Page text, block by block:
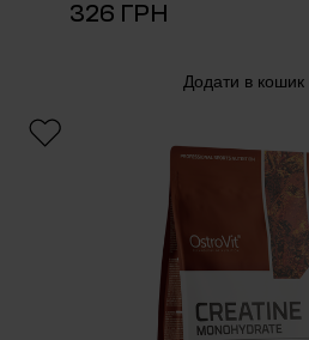
326 ГРН
Додати в кошик